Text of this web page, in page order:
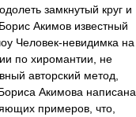
замкнутый круг и
Акимов известный
Человек-невидимка на
по хиромантии, не
авторский метод,
Акимова написана
примеров, что,